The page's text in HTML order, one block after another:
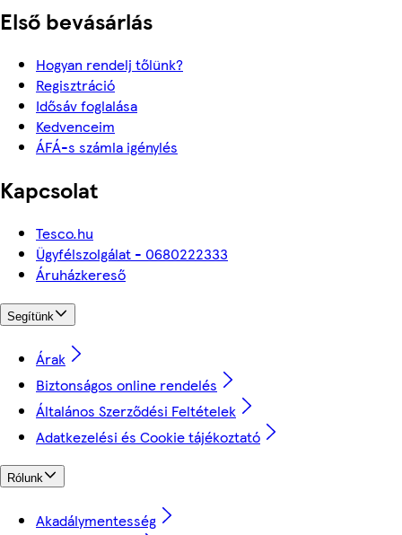
Első bevásárlás
Hogyan rendelj tőlünk?
Regisztráció
Idősáv foglalása
Kedvenceim
ÁFÁ-s számla igénylés
Kapcsolat
Tesco.hu
Ügyfélszolgálat - 0680222333
Áruházkereső
Segítünk
Árak
Biztonságos online rendelés
Általános Szerződési Feltételek
Adatkezelési és Cookie tájékoztató
Rólunk
Akadálymentesség